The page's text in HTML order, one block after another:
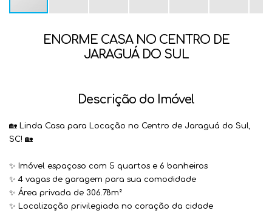
ENORME CASA NO CENTRO DE
JARAGUÁ DO SUL
Descrição do Imóvel
🏡 Linda Casa para Locação no Centro de Jaraguá do Sul,
SC! 🏡
✨ Imóvel espaçoso com 5 quartos e 6 banheiros
✨ 4 vagas de garagem para sua comodidade
✨ Área privada de 306.78m²
✨ Localização privilegiada no coração da cidade